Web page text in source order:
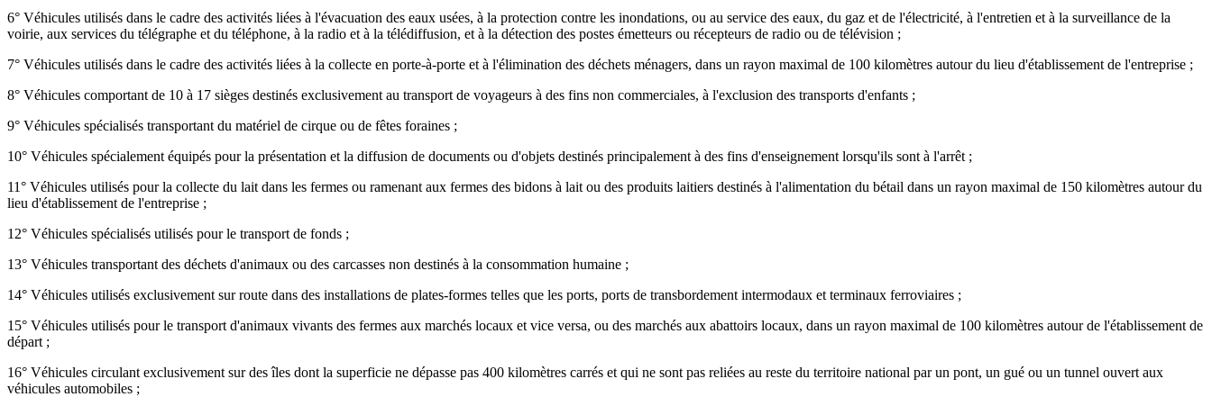
6° Véhicules utilisés dans le cadre des activités liées à l'évacuation des eaux usées, à la protection contre les inondations, ou au service des eaux, du gaz et de l'électricité, à l'entretien et à la surveillance de la
voirie, aux services du télégraphe et du téléphone, à la radio et à la télédiffusion, et à la détection des postes émetteurs ou récepteurs de radio ou de télévision ;
7° Véhicules utilisés dans le cadre des activités liées à la collecte en porte-à-porte et à l'élimination des déchets ménagers, dans un rayon maximal de 100 kilomètres autour du lieu d'établissement de l'entreprise ;
8° Véhicules comportant de 10 à 17 sièges destinés exclusivement au transport de voyageurs à des fins non commerciales, à l'exclusion des transports d'enfants ;
9° Véhicules spécialisés transportant du matériel de cirque ou de fêtes foraines ;
10° Véhicules spécialement équipés pour la présentation et la diffusion de documents ou d'objets destinés principalement à des fins d'enseignement lorsqu'ils sont à l'arrêt ;
11° Véhicules utilisés pour la collecte du lait dans les fermes ou ramenant aux fermes des bidons à lait ou des produits laitiers destinés à l'alimentation du bétail dans un rayon maximal de 150 kilomètres autour du
lieu d'établissement de l'entreprise ;
12° Véhicules spécialisés utilisés pour le transport de fonds ;
13° Véhicules transportant des déchets d'animaux ou des carcasses non destinés à la consommation humaine ;
14° Véhicules utilisés exclusivement sur route dans des installations de plates-formes telles que les ports, ports de transbordement intermodaux et terminaux ferroviaires ;
15° Véhicules utilisés pour le transport d'animaux vivants des fermes aux marchés locaux et vice versa, ou des marchés aux abattoirs locaux, dans un rayon maximal de 100 kilomètres autour de l'établissement de
départ ;
16° Véhicules circulant exclusivement sur des îles dont la superficie ne dépasse pas 400 kilomètres carrés et qui ne sont pas reliées au reste du territoire national par un pont, un gué ou un tunnel ouvert aux
véhicules automobiles ;